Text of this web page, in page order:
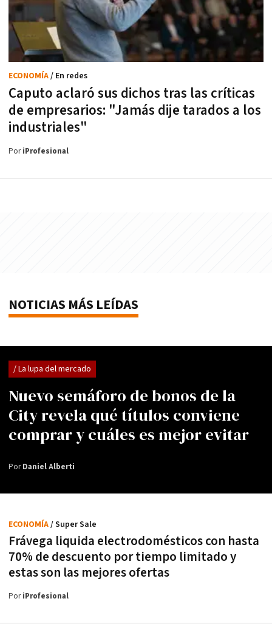
Caputo aclaró sus dichos tras las críticas
de empresarios: "Jamás dije tarados a los
industriales"
ECONOMÍA/ En redes
PoriProfesional
NOTICIAS MÁS LEÍDAS
Nuevo semáforo de bonos de la
City revela qué títulos conviene
comprar y cuáles es mejor evitar
/ La lupa del mercado
PorDaniel Alberti
Frávega liquida electrodomésticos con hasta
70% de descuento por tiempo limitado y
estas son las mejores ofertas
ECONOMÍA/ Super Sale
PoriProfesional